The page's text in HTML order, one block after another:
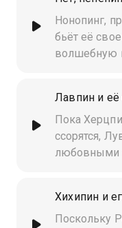
Нонопинг,
бьёт её
волшебную
ловить его
Лавпин и её
Пока
ссорятся,
любовными
Хихипин и
Поскольку